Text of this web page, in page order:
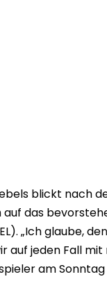
blickt nach
das
„Ich glaube,
auf jeden Fall
am